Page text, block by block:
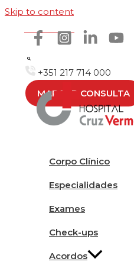
Skip to content
Como chegar
+351 217 714 000
MARCAR CONSULTA
Corpo Clínico
Especialidades
Exames
Check-ups
Acordos